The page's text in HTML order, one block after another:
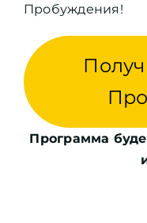
Пробуждения!
Программа